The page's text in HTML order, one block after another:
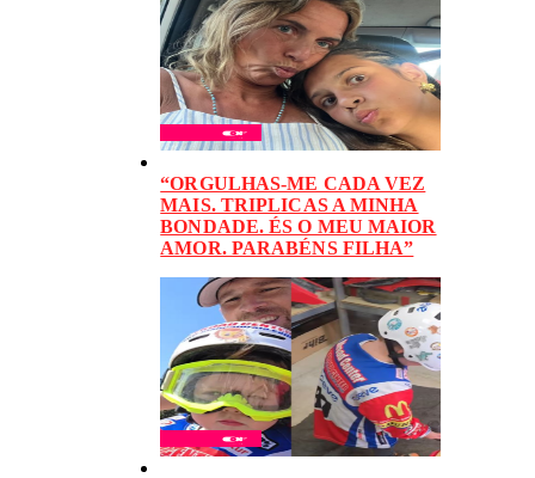
“ORGULHAS-ME CADA VEZ
MAIS. TRIPLICAS A MINHA
BONDADE. ÉS O MEU MAIOR
AMOR. PARABÉNS FILHA”